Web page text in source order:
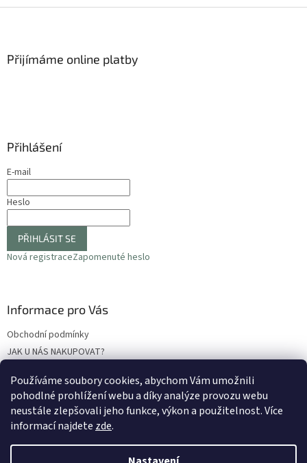
Používáme soubory cookies, abychom Vám umožnili
pohodlné prohlížení webu a díky analýze provozu webu
neustále zlepšovali jeho funkce, výkon a použitelnost. Více
informací najdete zde.
Přijímáme online platby
Přihlášení
E-mail
Heslo
PŘIHLÁSIT SE
Nová registraceZapomenuté heslo
Informace pro Vás
Obchodní podmínky
JAK U NÁS NAKUPOVAT?
Odstoupení od smlouvy
Reklamační protokol